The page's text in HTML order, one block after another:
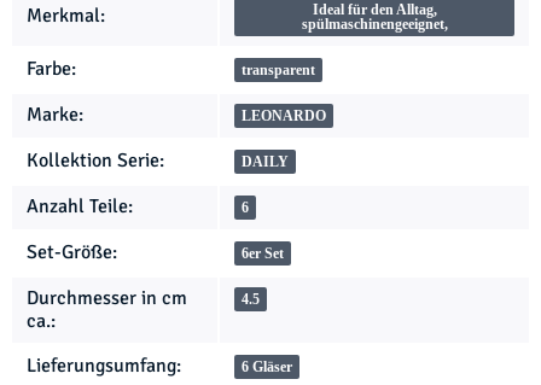
Merkmal:
Ideal für den Alltag,
spülmaschinengeeignet,
Farbe: transparent
Marke: LEONARDO
Kollektion Serie: DAILY
Anzahl Teile: 6
Set-Größe: 6er Set
Durchmesser in cm
ca.:
4.5
Lieferungsumfang: 6 Gläser